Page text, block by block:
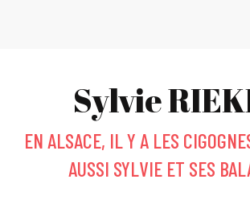
Sylvie
EN ALSACE, IL Y A LES
AUSSI SYLVIE ET SES